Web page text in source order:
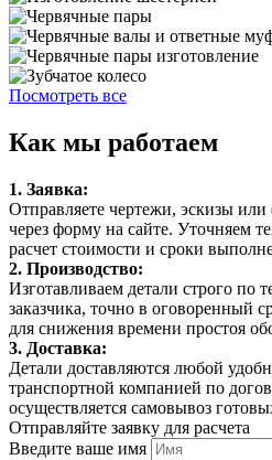
Посмотреть все
Как мы работаем
1. Заявка:
Отправляете чертежи, эскизы
через форму на сайте. Уточняем
расчет стоимости и сроки
2. Производство:
Изготавливаем детали строго по
заказчика, точно в оговоренный
для снижения времени простоя
3. Доставка:
Детали доставляются любой
транспортной компанией по
осуществляется самовывоз
Отправляйте заявку для расчета
Введите ваше имя